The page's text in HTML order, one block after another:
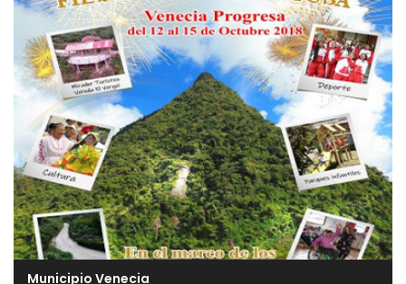
Municipio Venecia